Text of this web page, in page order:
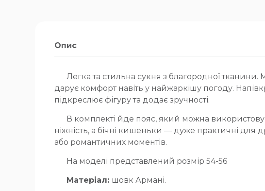
Опис
Легка та стильна сукня з благородної тканини.
дарує комфорт навіть у найжаркішу погоду.
підкреслює фігуру та додає зручності.
В комплекті йде пояс, який можна
ніжність, а бічні кишеньки — дуже практичні для
або романтичних моментів.
На моделі представлений розмір 54-56
Матеріал: шовк Армані.